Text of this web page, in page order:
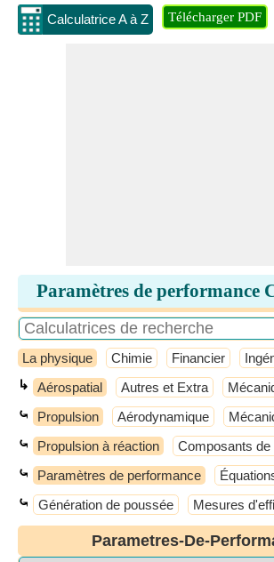
Calculatrice A à Z Télécharger PDF
Paramètres de performance
La physique Chimie Financier
↳ Aérospatial Autres et Extra
⤿ Propulsion Aérodynamique
⤿ Propulsion à réaction Composants de
⤿ Paramètres de performance
⤿ Génération de poussée Mesures
Parametres-De-